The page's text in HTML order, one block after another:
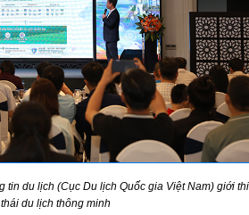
tin du lịch (Cục Du lịch Quốc gia Việt Nam) giới
du lịch thông minh